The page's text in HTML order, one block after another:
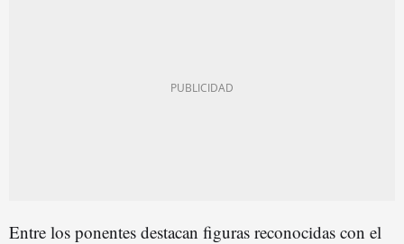
Entre los ponentes destacan figuras reconocidas con el